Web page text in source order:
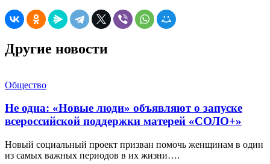
Другие новости
Общество
Не одна: «Новые люди» объявляют о запуске
всероссийской поддержки матерей «СОЛО+»
Новый социальный проект призван помочь женщинам в один
из самых важных периодов в их жизни….